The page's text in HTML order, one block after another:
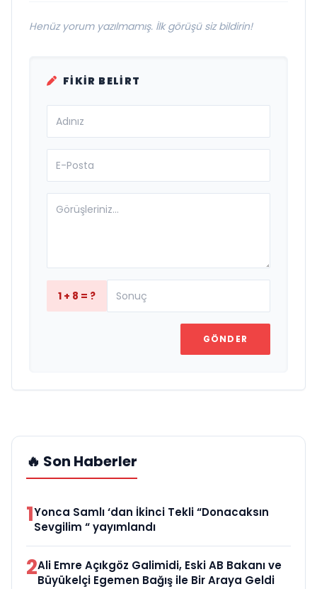
Henüz yorum yazılmamış. İlk görüşü siz bildirin!
FIKIR BELIRT
1 + 8 = ?
GÖNDER
🔥 Son Haberler
1Yonca Samlı ‘dan İkinci Tekli “Donacaksın
Sevgilim “ yayımlandı
2Ali Emre Açıkgöz Galimidi, Eski AB Bakanı ve
Büyükelçi Egemen Bağış ile Bir Araya Geldi